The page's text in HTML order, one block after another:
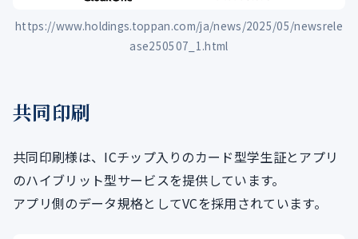
https://www.holdings.toppan.com/ja/news/2025/05/newsrele
ase250507_1.html
共同印刷
共同印刷様は、ICチップ入りのカード型学生証とアプリ
のハイブリット型サービスを提供しています。
アプリ側のデータ規格としてVCを採用されています。